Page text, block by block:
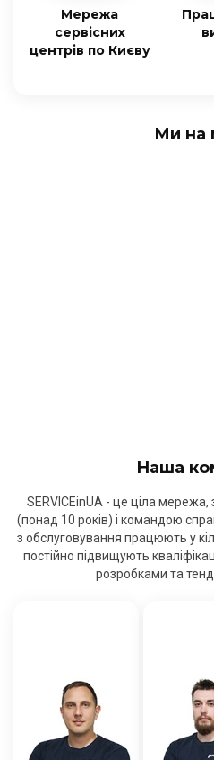
Мережа
сервісних
центрів по Києву
Ми на
Наша
SERVICEinUA - це ціла
(понад 10 років) і командою
з обслуговування працюють у
постійно підвищують
розробками та